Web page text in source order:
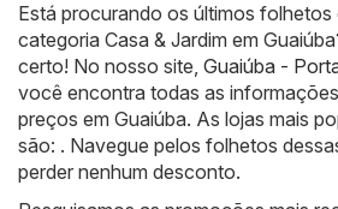
Está procurando os últimos
categoria Casa & Jardim em
certo! No nosso site, Guaiúba -
você encontra todas as
preços em Guaiúba. As lojas mais
são: . Navegue pelos folhetos
perder nenhum desconto.